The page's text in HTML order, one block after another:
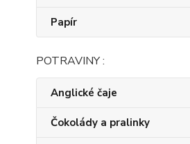
Papír
POTRAVINY :
Anglické čaje
Čokolády a pralinky